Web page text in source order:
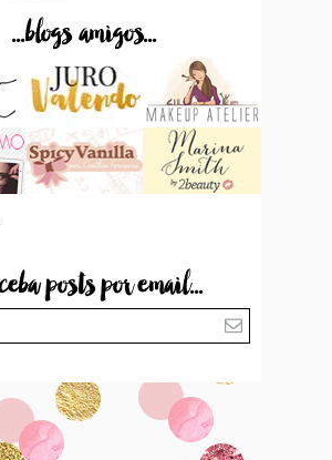
...blogs amigos...
posts por email...